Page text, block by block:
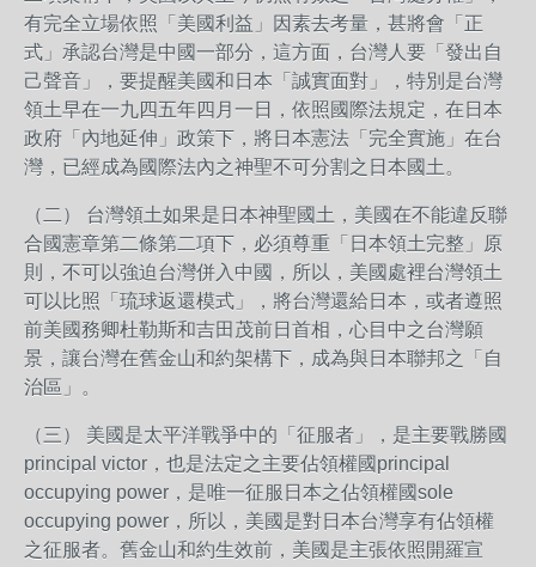
有完全立場依照「美國利益」因素去考量，甚將會「正
式」承認台灣是中國一部分，這方面，台灣人要「發出自
己聲音」，要提醒美國和日本「誠實面對」，特別是台灣
領土早在一九四五年四月一日，依照國際法規定，在日本
政府「內地延伸」政策下，將日本憲法「完全實施」在台
灣，已經成為國際法內之神聖不可分割之日本國土。
（二） 台灣領土如果是日本神聖國土，美國在不能違反聯
合國憲章第二條第二項下，必須尊重「日本領土完整」原
則，不可以強迫台灣併入中國，所以，美國處裡台灣領土
可以比照「琉球返還模式」，將台灣還給日本，或者遵照
前美國務卿杜勒斯和吉田茂前日首相，心目中之台灣願
景，讓台灣在舊金山和約架構下，成為與日本聯邦之「自
治區」。
（三） 美國是太平洋戰爭中的「征服者」，是主要戰勝國
principal victor，也是法定之主要佔領權國principal
occupying power，是唯一征服日本之佔領權國sole
occupying power，所以，美國是對日本台灣享有佔領權
之征服者。舊金山和約生效前，美國是主張依照開羅宣